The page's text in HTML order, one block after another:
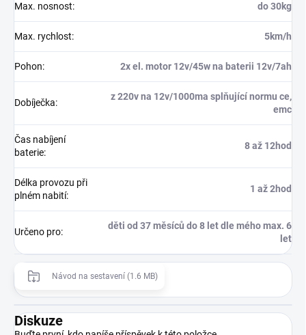
Max. nosnost: do 30kg
Max. rychlost: 5km/h
Pohon: 2x el. motor 12v/45w na baterii 12v/7ah
Dobíječka:
z 220v na 12v/1000ma splňující normu ce,
emc
Čas nabíjení
baterie:
8 až 12hod
Délka provozu při
plném nabití:
1 až 2hod
Určeno pro:
děti od 37 měsíců do 8 let dle mého max. 6
let
Návod na sestavení (1.6 MB)
Diskuze